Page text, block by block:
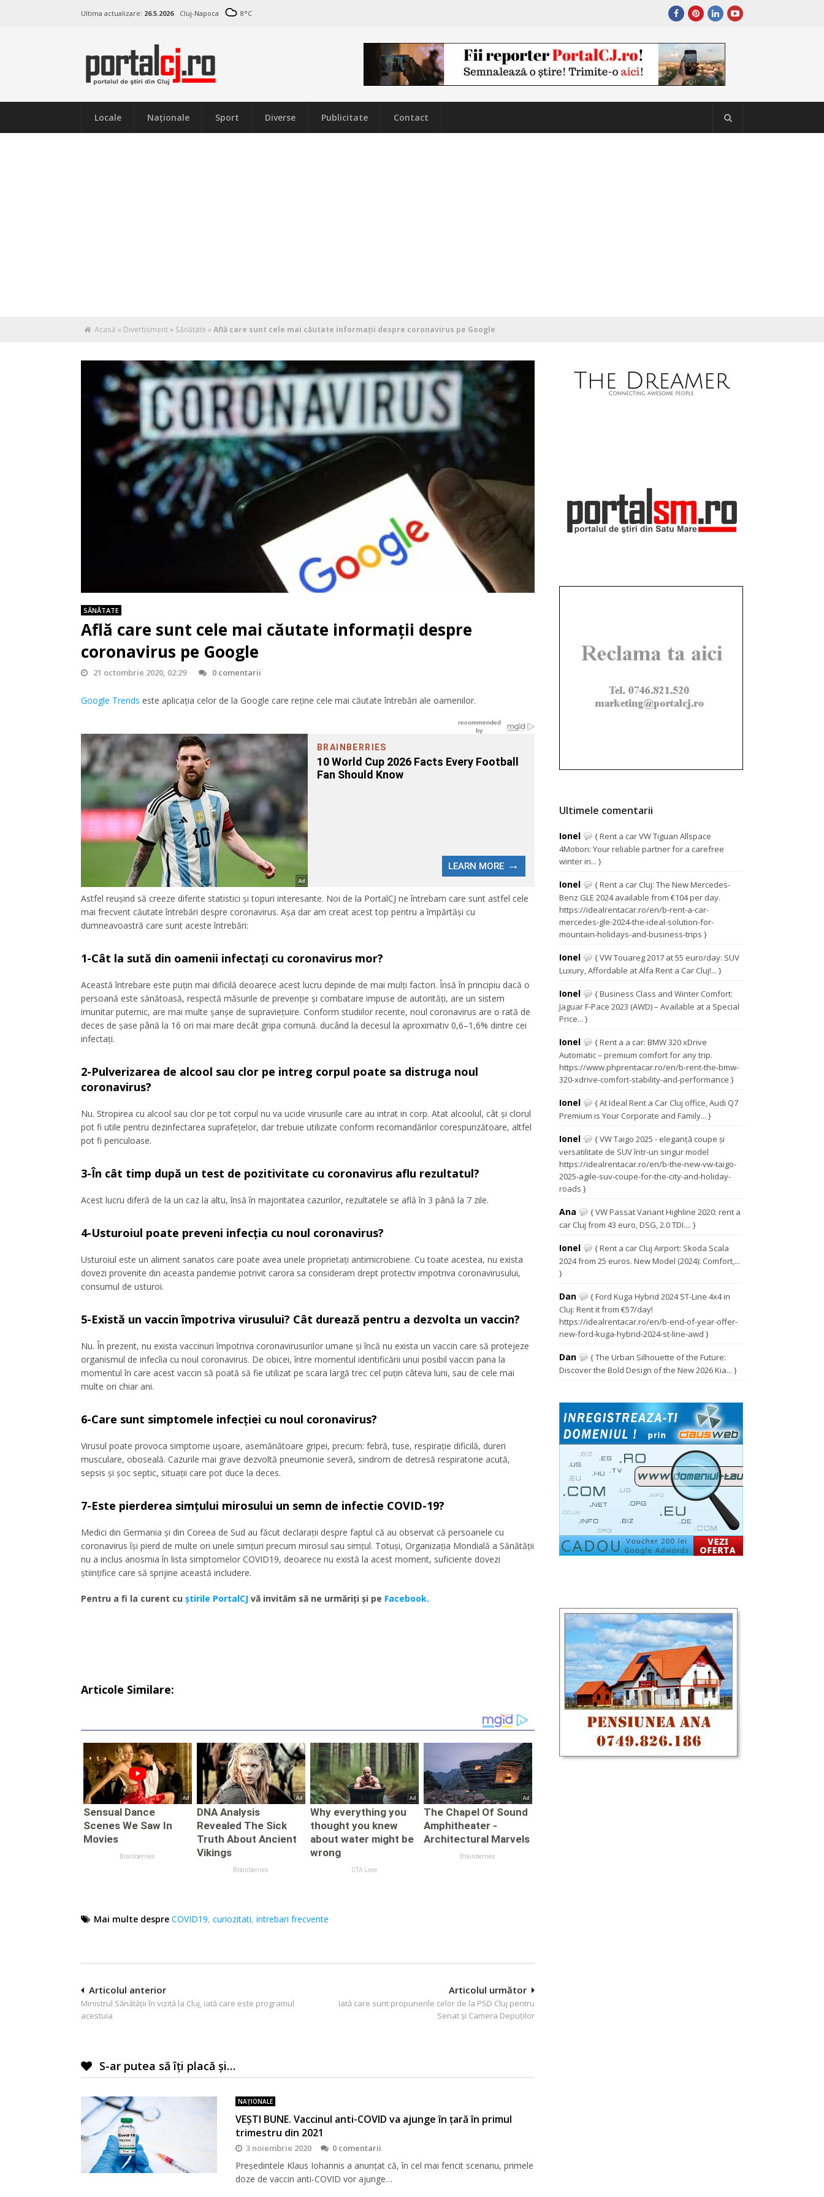
Ultima actualizare: 26.5.2026 Cluj-Napoca 8°C
Locale Naţionale Sport Diverse Publicitate Contact
Acasă » Divertisment» Sănătate »Află care sunt cele mai căutate informații despre coronavirus pe Google
SĂNĂTATE
Află care sunt cele mai căutate informații despre
coronavirus pe Google
21 octombrie 2020, 02:29 0 comentarii
Google Trends este aplicația celor de la Google care reține cele mai căutate întrebări ale oamenilor.
Astfel reușind să creeze diferite statistici și topuri interesante. Noi de la PortalCJ ne întrebam care sunt astfel cele
mai frecvent căutate întrebări despre coronavirus. Așa dar am creat acest top pentru a împărtăși cu
dumneavoastră care sunt aceste întrebări:
1-Cât la sută din oamenii infectați cu coronavirus mor?
Această întrebare este puțin mai dificilă deoarece acest lucru depinde de mai mulți factori. Însă în principiu dacă o
persoană este sănătoasă, respectă măsurile de prevenție și combatare impuse de autorități, are un sistem
imunitar puternic, are mai multe șanșe de supraviețuire. Conform studiilor recente, noul coronavirus are o rată de
deces de șase până la 16 ori mai mare decât gripa comună. ducând la decesul la aproximativ 0,6–1,6% dintre cei
infectați.
2-Pulverizarea de alcool sau clor pe intreg corpul poate sa distruga noul
coronavirus?
Nu. Stropirea cu alcool sau clor pe tot corpul nu va ucide virusurile care au intrat in corp. Atat alcoolul, cât și clorul
pot fi utile pentru dezinfectarea suprafețelor, dar trebuie utilizate conform recomandărilor corespunzătoare, altfel
pot fi periculoase.
3-În cât timp după un test de pozitivitate cu coronavirus aflu rezultatul?
Acest lucru diferă de la un caz la altu, însă în majoritatea cazurilor, rezultatele se află în 3 până la 7 zile.
4-Usturoiul poate preveni infecția cu noul coronavirus?
Usturoiul este un aliment sanatos care poate avea unele proprietați antimicrobiene. Cu toate acestea, nu exista
dovezi provenite din aceasta pandemie potrivit carora sa consideram drept protectiv impotriva coronavirusului,
consumul de usturoi.
5-Există un vaccin împotriva virusului? Cât durează pentru a dezvolta un vaccin?
Nu. În prezent, nu exista vaccinuri împotriva coronavirusurilor umane și încă nu exista un vaccin care să protejeze
organismul de infecîia cu noul coronavirus. De obicei, între momentul identificării unui posibil vaccin pana la
momentul în care acest vaccin să poată să fie utilizat pe scara largă trec cel puțin câteva luni, sau de cele mai
multe ori chiar ani.
6-Care sunt simptomele infecției cu noul coronavirus?
Virusul poate provoca simptome ușoare, asemănătoare gripei, precum: febră, tuse, respirație dificilă, dureri
musculare, oboseală. Cazurile mai grave dezvoltă pneumonie severă, sindrom de detresă respiratorie acută,
sepsis și șoc septic, situații care pot duce la deces.
7-Este pierderea simțului mirosului un semn de infectie COVID-19?
Medici din Germania și din Coreea de Sud au făcut declarații despre faptul că au observat că persoanele cu
coronavirus își pierd de multe ori unele simțuri precum mirosul sau simțul. Totuși, Organizația Mondială a Sănătății
nu a inclus anosmia în lista simptomelor COVID19, deoarece nu există la acest moment, suficiente dovezi
științifice care să sprijine această includere.
Pentru a fi la curent cu ştirile PortalCJ vă invităm să ne urmăriţi şi pe Facebook.
Articole Similare:
Mai multe despre COVID19, curiozitati, intrebari frecvente
Navigare
în
Articolul următor
Iată care sunt propunerile celor de la PSD Cluj pentru
Senat și Camera Depuților
Articolul anterior
Ministrul Sănătății în vizită la Cluj, iată care este programul
acestuia
S-ar putea să îți placă și…
NAŢIONALE
VEȘTI BUNE. Vaccinul anti-COVID va ajunge în țară în primul
trimestru din 2021
3 noiembrie 2020 0 comentarii
Președintele Klaus Iohannis a anunțat că, în cel mai fericit scenariu, primele
doze de vaccin anti-COVID vor ajunge…
Ultimele comentarii
Ionel
{ Rent a car VW Tiguan Allspace
4Motion: Your reliable partner for a carefree
winter in... }
Ionel
{ Rent a car Cluj: The New Mercedes-
Benz GLE 2024 available from €104 per day.
https://idealrentacar.ro/en/b-rent-a-car-
mercedes-gle-2024-the-ideal-solution-for-
mountain-holidays-and-business-trips }
Ionel
{ VW Touareg 2017 at 55 euro/day: SUV
Luxury, Affordable at Alfa Rent a Car Cluj!... }
Ionel
{ Business Class and Winter Comfort:
Jaguar F-Pace 2023 (AWD) – Available at a Special
Price... }
Ionel
{ Rent a a car: BMW 320 xDrive
Automatic – premium comfort for any trip.
https://www.phprentacar.ro/en/b-rent-the-bmw-
320-xdrive-comfort-stability-and-performance }
Ionel
{ At Ideal Rent a Car Cluj office, Audi Q7
Premium is Your Corporate and Family... }
Ionel
{ VW Taigo 2025 - eleganță coupe și
versatilitate de SUV într-un singur model
https://idealrentacar.ro/en/b-the-new-vw-taigo-
2025-agile-suv-coupe-for-the-city-and-holiday-
roads }
Ana
{ VW Passat Variant Highline 2020: rent a
car Cluj from 43 euro, DSG, 2.0 TDI.... }
Ionel
{ Rent a car Cluj Airport: Skoda Scala
2024 from 25 euros. New Model (2024): Comfort,...
}
Dan
{ Ford Kuga Hybrid 2024 ST-Line 4x4 in
Cluj: Rent it from €57/day!
https://idealrentacar.ro/en/b-end-of-year-offer-
new-ford-kuga-hybrid-2024-st-line-awd }
Dan
{ The Urban Silhouette of the Future:
Discover the Bold Design of the New 2026 Kia... }